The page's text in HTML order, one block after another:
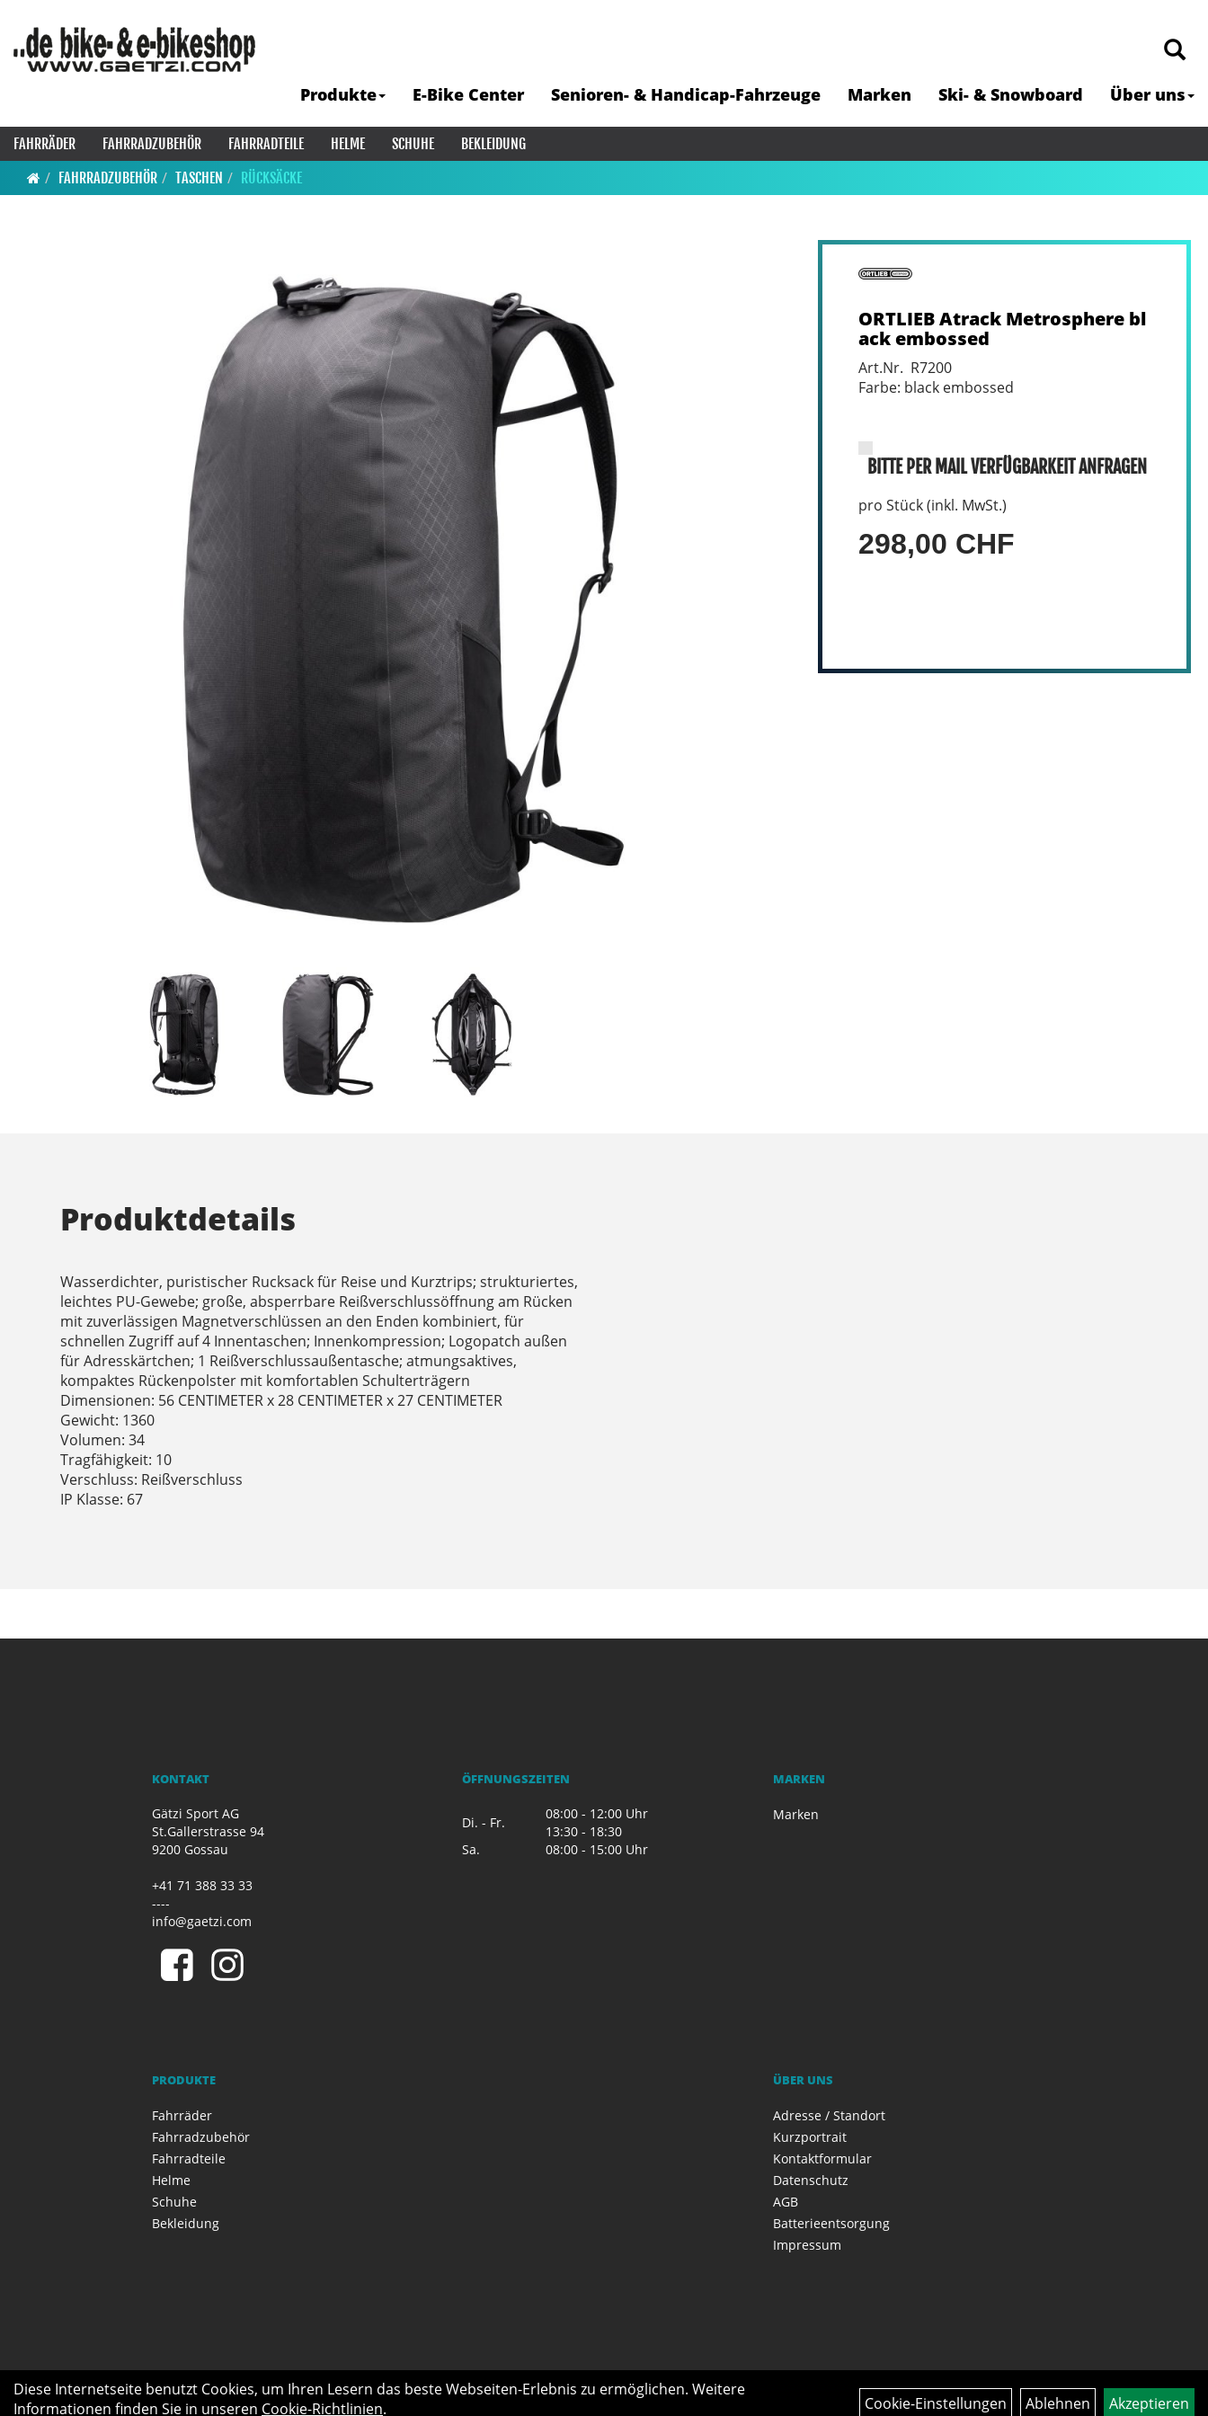
Produkte E-Bike Center Senioren- & Handicap-Fahrzeuge Marken Ski- & Snowboard Über uns
FAHRRÄDER FAHRRADZUBEHÖR FAHRRADTEILE HELME SCHUHE
BEKLEIDUNG
FAHRRADZUBEHÖR
TASCHEN RÜCKSÄCKE
ORTLIEB Atrack Metrosphere bl
ack embossed
Art.Nr. R7200
Farbe: black embossed
BITTE PER MAIL VERFÜGBARKEIT ANFRAGEN
pro Stück (inkl. MwSt.)
298,00 CHF
Produktdetails
Wasserdichter, puristischer Rucksack für Reise und Kurztrips; strukturiertes,
leichtes PU-Gewebe; große, absperrbare Reißverschlussöffnung am Rücken
mit zuverlässigen Magnetverschlüssen an den Enden kombiniert, für
schnellen Zugriff auf 4 Innentaschen; Innenkompression; Logopatch außen
für Adresskärtchen; 1 Reißverschlussaußentasche; atmungsaktives,
kompaktes Rückenpolster mit komfortablen Schulterträgern
Dimensionen: 56 CENTIMETER x 28 CENTIMETER x 27 CENTIMETER
Gewicht: 1360
Volumen: 34
Tragfähigkeit: 10
Verschluss: Reißverschluss
IP Klasse: 67
KONTAKT
Gätzi Sport AG
St.Gallerstrasse 94
9200 Gossau
+41 71 388 33 33
----
info@gaetzi.com
ÖFFNUNGSZEITEN
Di. - Fr.
08:00 - 12:00 Uhr
13:30 - 18:30
Sa.
08:00 - 15:00 Uhr
MARKEN
Marken
PRODUKTE
Fahrräder
Fahrradzubehör
Fahrradteile
Helme
Schuhe
Bekleidung
ÜBER UNS
Adresse / Standort
Kurzportrait
Kontaktformular
Datenschutz
AGB
Batterieentsorgung
Impressum
Diese Internetseite benutzt Cookies, um Ihren Lesern das beste Webseiten-Erlebnis zu ermöglichen. Weitere
Informationen finden Sie in unseren Cookie-Richtlinien. Cookie-Einstellungen Ablehnen Akzeptieren